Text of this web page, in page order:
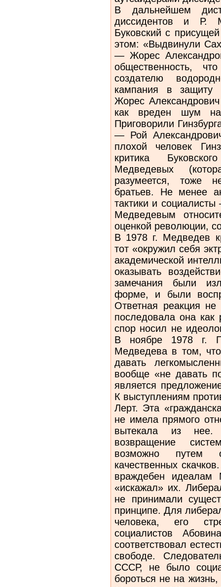
В дальнейшем
диссидентов и Р.
Буковский с
этом: «Выдвинули
— Жорес
общественность,
создателю
кампания в защиту
Жорес
как вреден шум
Приговорили
— Рой
плохой человек
критика
Медведевых
разумеется, тоже
братьев. Не менее
тактики и
Медведевым
оценкой революции,
В 1978 г. Медведев
тот «окружил себя
академической
оказывать
замечания были
форме, и были
Ответная реакция
последовала она
спор носил не
В ноябре 1978 г.
Медведева в том,
давать
вообще «не давать
является
К выступлениям
Лерт. Эта
не имела прямого
вытекала из
возвращение
возможно путем
качественных
враждебен идеалам
«искажал» их.
не принимали
принципе. Для
человека, его
социалистов
соответствовал
свободе.
СССР, не было
бороться не на